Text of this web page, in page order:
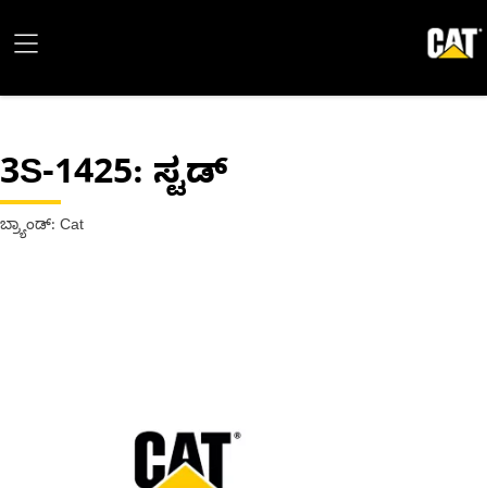
3S-1425: ಸ್ಟಡ್
ಬ್ರ್ಯಾಂಡ್: Cat